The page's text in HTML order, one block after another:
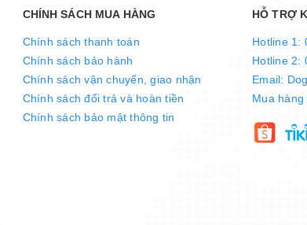
CHÍNH SÁCH MUA HÀNG
Chính sách thanh toán
Chính sách bảo hành
Chính sách vận chuyển, giao nhận
Chính sách đổi trả và hoàn tiền
Chính sách bảo mật thông tin
HỖ TRỢ
Hotline 1:
Hotline 2:
Email:
Mua